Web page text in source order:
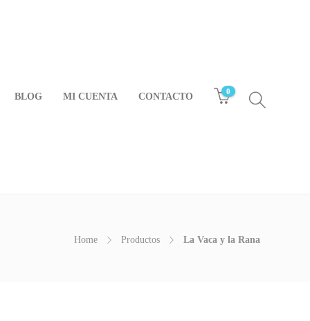
BLOG MI CUENTA CONTACTO 0
Home Productos La Vaca y la Rana